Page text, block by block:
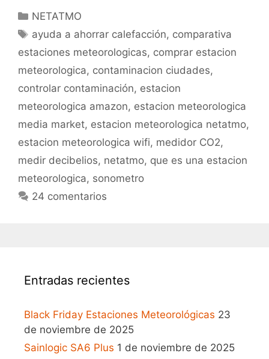
Análisis
completo.
Categorías
NETATMO
Etiquetas
ayuda a ahorrar calefacción, comparativa
estaciones meteorologicas, comprar estacion
meteorologica, contaminacion ciudades,
controlar contaminación, estacion
meteorologica amazon, estacion meteorologica
media market, estacion meteorologica netatmo,
estacion meteorologica wifi, medidor CO2,
medir decibelios, netatmo, que es una estacion
meteorologica, sonometro
24 comentarios
Entradas recientes
Black Friday Estaciones Meteorológicas 23
de noviembre de 2025
Sainlogic SA6 Plus 1 de noviembre de 2025